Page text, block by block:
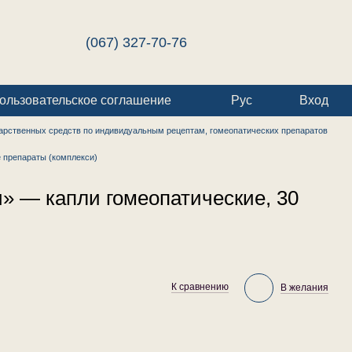
(067) 327-70-76
соглашение Рус Вход
средств по индивидуальным рецептам, гомеопатических препаратов
препараты (комплекси)
— капли гомеопатические, 30
К сравнению В желания